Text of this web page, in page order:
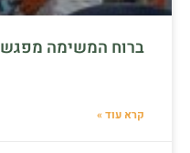
ברוח המשימה מפגש 1
קרא עוד »